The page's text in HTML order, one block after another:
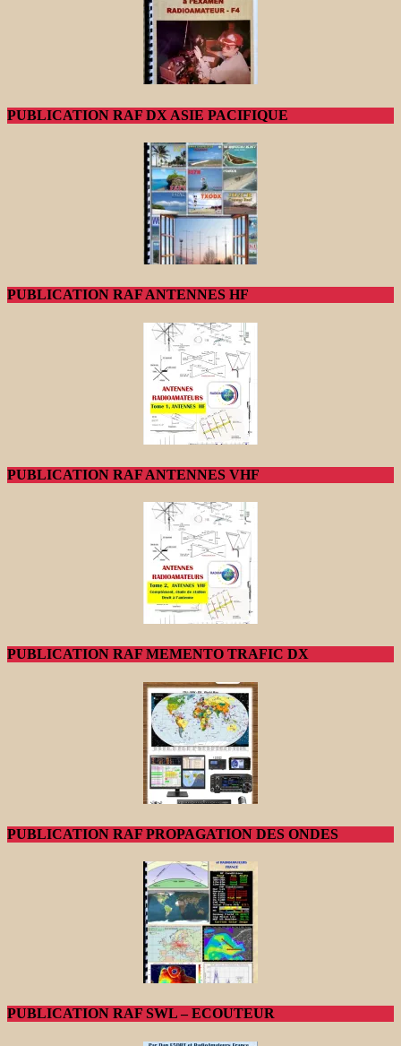
PUBLICATION RAF DX ASIE PACIFIQUE
PUBLICATION RAF ANTENNES HF
PUBLICATION RAF ANTENNES VHF
PUBLICATION RAF MEMENTO TRAFIC DX
PUBLICATION RAF PROPAGATION DES ONDES
PUBLICATION RAF SWL – ECOUTEUR